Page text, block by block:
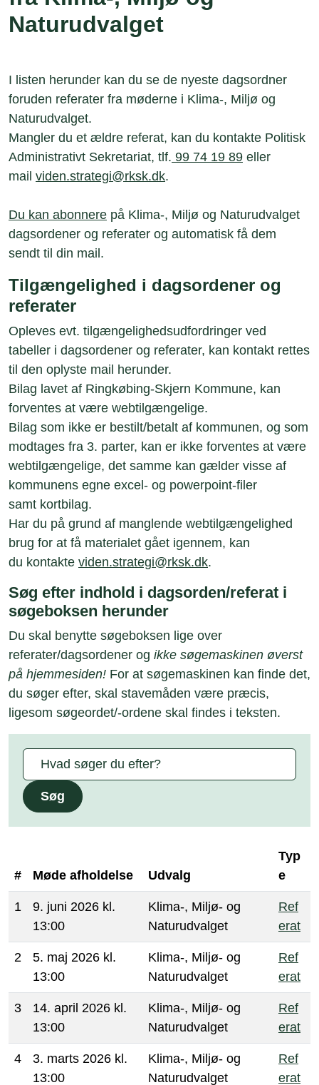
Naturudvalget
I listen herunder kan du se de nyeste dagsordner
foruden referater fra møderne i Klima-, Miljø og
Naturudvalget.
Mangler du et ældre referat, kan du kontakte Politisk
Administrativt Sekretariat, tlf. 99 74 19 89 eller
mail viden.strategi@rksk.dk.
Du kan abonnere på Klima-, Miljø og Naturudvalget
dagsordener og referater og automatisk få dem
sendt til din mail.
Tilgængelighed i dagsordener og
referater
Opleves evt. tilgængelighedsudfordringer ved
tabeller i dagsordener og referater, kan kontakt rettes
til den oplyste mail herunder.
Bilag lavet af Ringkøbing-Skjern Kommune, kan
forventes at være webtilgængelige.
Bilag som ikke er bestilt/betalt af kommunen, og som
modtages fra 3. parter, kan er ikke forventes at være
webtilgængelige, det samme kan gælder visse af
kommunens egne excel- og powerpoint-filer
samt kortbilag.
Har du på grund af manglende webtilgængelighed
brug for at få materialet gået igennem, kan
du kontakte viden.strategi@rksk.dk.
Søg efter indhold i dagsorden/referat i
søgeboksen herunder
Du skal benytte søgeboksen lige over
referater/dagsordener og ikke søgemaskinen øverst
på hjemmesiden! For at søgemaskinen kan finde det,
du søger efter, skal stavemåden være præcis,
ligesom søgeordet/-ordene skal findes i teksten.
Søg
# Møde afholdelse Udvalg
Typ
e
1
9. juni 2026 kl.
13:00
Klima-, Miljø- og
Naturudvalget
Ref
erat
2
5. maj 2026 kl.
13:00
Klima-, Miljø- og
Naturudvalget
Ref
erat
3
14. april 2026 kl.
13:00
Klima-, Miljø- og
Naturudvalget
Ref
erat
4
3. marts 2026 kl.
13:00
Klima-, Miljø- og
Naturudvalget
Ref
erat